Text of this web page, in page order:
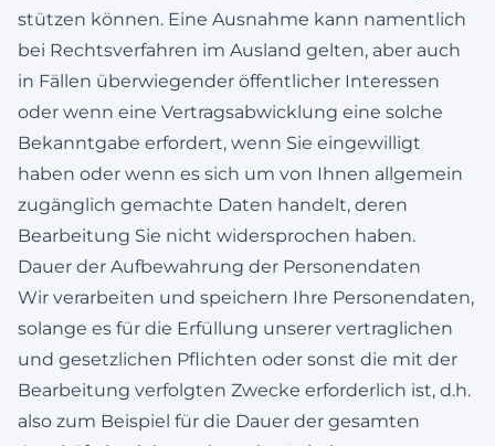
stützen können. Eine Ausnahme kann namentlich
bei Rechtsverfahren im Ausland gelten, aber auch
in Fällen überwiegender öffentlicher Interessen
oder wenn eine Vertragsabwicklung eine solche
Bekanntgabe erfordert, wenn Sie eingewilligt
haben oder wenn es sich um von Ihnen allgemein
zugänglich gemachte Daten handelt, deren
Bearbeitung Sie nicht widersprochen haben.
Dauer der Aufbewahrung der Personendaten
Wir verarbeiten und speichern Ihre Personendaten,
solange es für die Erfüllung unserer vertraglichen
und gesetzlichen Pflichten oder sonst die mit der
Bearbeitung verfolgten Zwecke erforderlich ist, d.h.
also zum Beispiel für die Dauer der gesamten